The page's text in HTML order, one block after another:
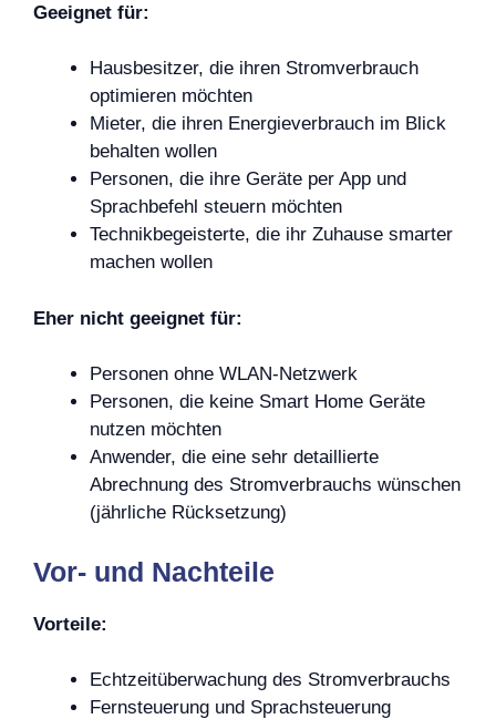
Geeignet für:
Hausbesitzer, die ihren Stromverbrauch
optimieren möchten
Mieter, die ihren Energieverbrauch im Blick
behalten wollen
Personen, die ihre Geräte per App und
Sprachbefehl steuern möchten
Technikbegeisterte, die ihr Zuhause smarter
machen wollen
Eher nicht geeignet für:
Personen ohne WLAN-Netzwerk
Personen, die keine Smart Home Geräte
nutzen möchten
Anwender, die eine sehr detaillierte
Abrechnung des Stromverbrauchs wünschen
(jährliche Rücksetzung)
Vor- und Nachteile
Vorteile:
Echtzeitüberwachung des Stromverbrauchs
Fernsteuerung und Sprachsteuerung